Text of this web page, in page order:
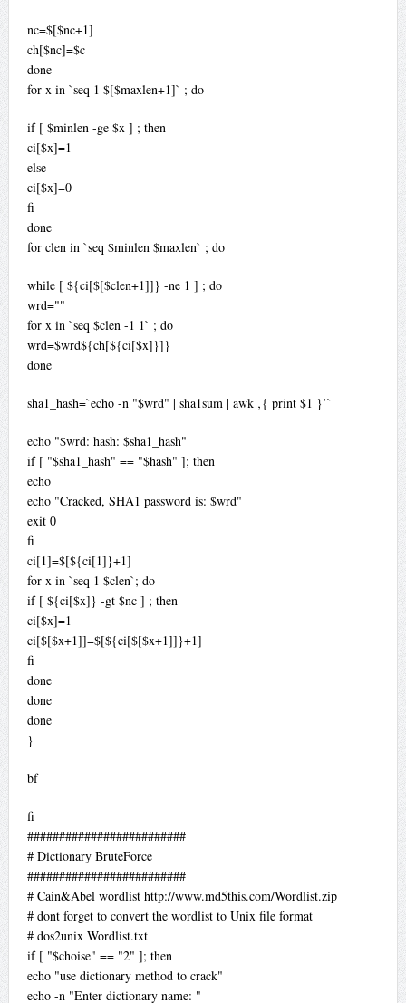
nc=$[$nc+1]
ch[$nc]=$c
done
for x in `seq 1 $[$maxlen+1]` ; do
if [ $minlen -ge $x ] ; then
ci[$x]=1
else
ci[$x]=0
fi
done
for clen in `seq $minlen $maxlen` ; do
while [ ${ci[$[$clen+1]]} -ne 1 ] ; do
wrd=""
for x in `seq $clen -1 1` ; do
wrd=$wrd${ch[${ci[$x]}]}
done
sha1_hash=`echo -n "$wrd" | sha1sum | awk ‚{ print $1 }’`
echo "$wrd: hash: $sha1_hash"
if [ "$sha1_hash" == "$hash" ]; then
echo
echo "Cracked, SHA1 password is: $wrd"
exit 0
fi
ci[1]=$[${ci[1]}+1]
for x in `seq 1 $clen`; do
if [ ${ci[$x]} -gt $nc ] ; then
ci[$x]=1
ci[$[$x+1]]=$[${ci[$[$x+1]]}+1]
fi
done
done
done
}
bf
fi
#########################
# Dictionary BruteForce
#########################
# Cain&Abel wordlist http://www.md5this.com/Wordlist.zip
# dont forget to convert the wordlist to Unix file format
# dos2unix Wordlist.txt
if [ "$choise" == "2" ]; then
echo "use dictionary method to crack"
echo -n "Enter dictionary name: "